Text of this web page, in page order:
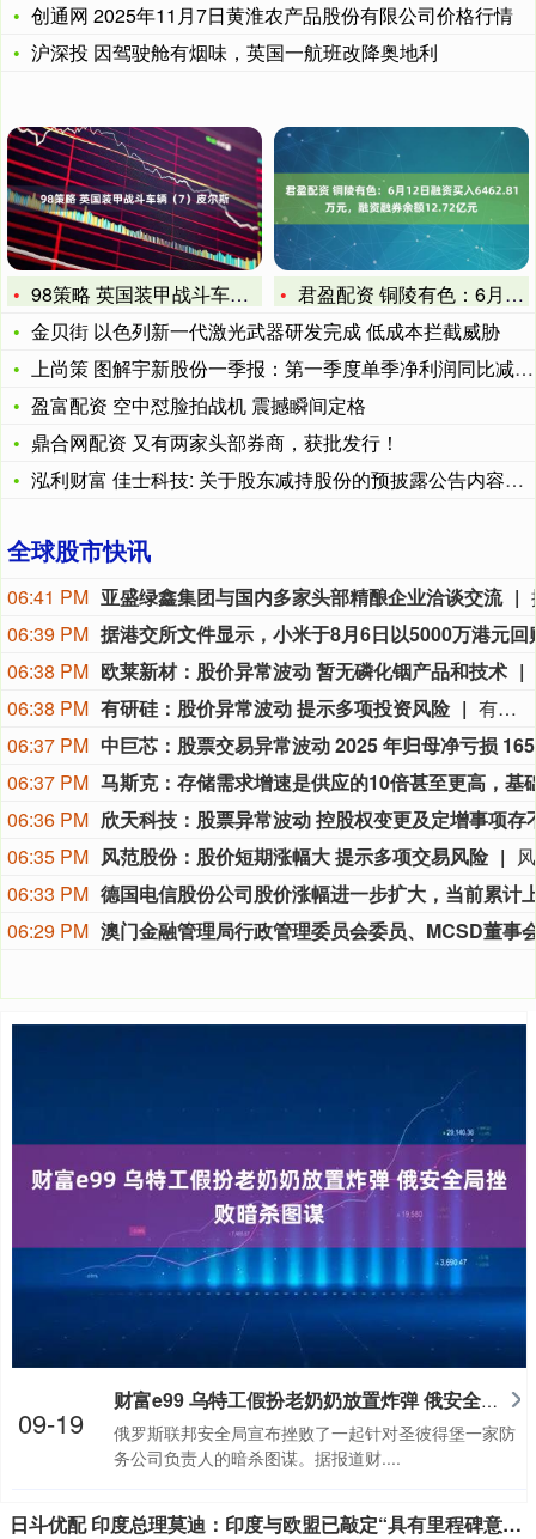
创通网 2025年11月7日黄淮农产品股份有限公司价格行情
沪深投 因驾驶舱有烟味，英国一航班改降奥地利
98策略 英国装甲战斗车辆（7）皮尔斯
君盈配资 铜陵有色：6月12日融资买入6462.81万元，融
金贝街 以色列新一代激光武器研发完成 低成本拦截威胁
上尚策 图解宇新股份一季报：第一季度单季净利润同比减52.0
盈富配资 空中怼脸拍战机 震撼瞬间定格
鼎合网配资 又有两家头部券商，获批发行！
泓利财富 佳士科技: 关于股东减持股份的预披露公告内容摘要
全球股市快讯
06:41 PM 亚盛绿鑫集团与国内多家头部精酿企业洽谈交流
06:39 PM
06:38 PM 欧莱新材：股价异常波动 暂无磷化铟产品和技术
06:38 PM 有研硅：股价异常波动 提示多项投资风险
有研硅公告称，公司股票在2026年8月4 - 6日连续3个交易日收盘价格涨幅偏离值累计超30%，属异常波动。目前公司生产经营正常，2025年营收10.05亿元，净利润2.09亿元，同比降10.14%；2026年一季度营收3.14亿元，净利润0.50亿元，同比降1.24%。公司已完成安徽晶隆半导体60%股权收购。公司提醒，股价短期涨幅大或下跌，且市盈率高于行业均值，收购标的盈利、行业周期等也存风险。
06:37 PM
06:37 PM
06:36 PM
06:35 PM 风范股份：股价短期涨幅大 提示多项交易风险
06:33 PM
06:29 PM
财富e99 乌特工假扮老奶奶放置炸弹 俄安全局挫败暗杀图谋
俄罗斯联邦安全局宣布挫败了一起针对圣彼得堡一家防
务公司负责人的暗杀图谋。据报道财....
09-19
日斗优配 印度总理莫迪：印度与欧盟已敲定“具有里程碑意义”的自由贸易协定